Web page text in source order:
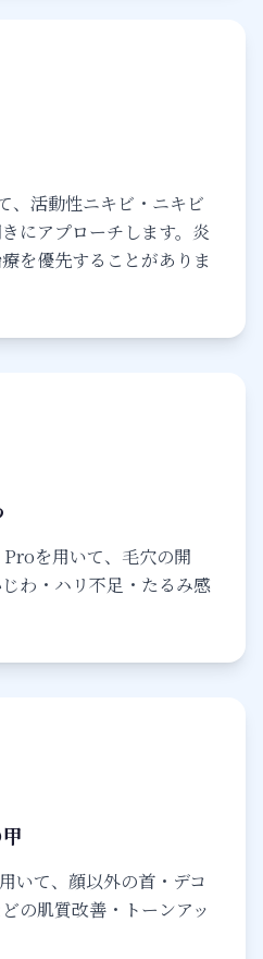
活動性ニキビ・ニキビ
にアプローチします。炎
を優先することがありま
を用いて、毛穴の開
わ・ハリ不足・たるみ感
いて、顔以外の首・デコ
の肌質改善・トーンアッ